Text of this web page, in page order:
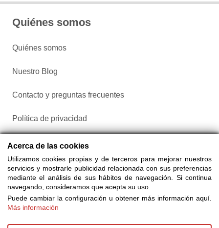
Quiénes somos
Quiénes somos
Nuestro Blog
Contacto y preguntas frecuentes
Política de privacidad
Configurar cookies
de 25 proveedores
Acerca de las cookies
Utilizamos cookies propias y de terceros para mejorar nuestros
servicios y mostrarle publicidad relacionada con sus preferencias
mediante el análisis de sus hábitos de navegación. Si continua
navegando, consideramos que acepta su uso.
Puede cambiar la configuración u obtener más información aquí.
Más información